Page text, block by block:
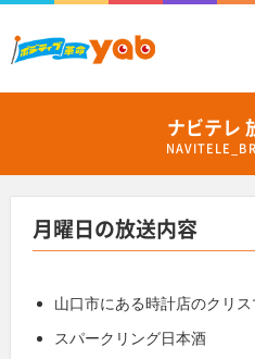
ナビテレ
月曜日の放送内容
山口市にある時計店のクリ
スパークリング日本酒